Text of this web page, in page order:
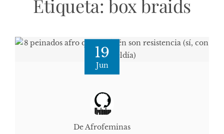
Etiqueta: box braids
19
Jun
De Afrofeminas